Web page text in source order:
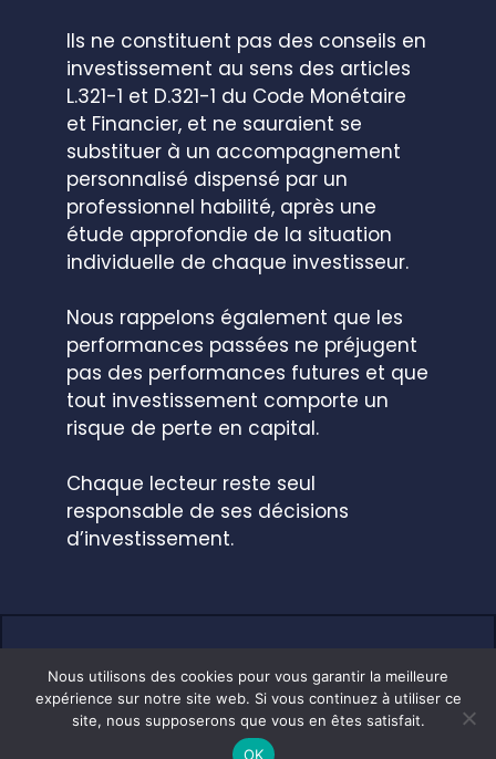
Ils ne constituent pas des conseils en
investissement au sens des articles
L.321-1 et D.321-1 du Code Monétaire
et Financier, et ne sauraient se
substituer à un accompagnement
personnalisé dispensé par un
professionnel habilité, après une
étude approfondie de la situation
individuelle de chaque investisseur.
Nous rappelons également que les
performances passées ne préjugent
pas des performances futures et que
tout investissement comporte un
risque de perte en capital.
Chaque lecteur reste seul
responsable de ses décisions
d’investissement.
Mentions LégalesPolitique De Confidentialité
Contact
Nous utilisons des cookies pour vous garantir la meilleure
expérience sur notre site web. Si vous continuez à utiliser ce
site, nous supposerons que vous en êtes satisfait.
OK